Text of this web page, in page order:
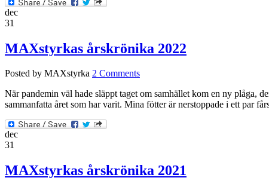
dec
31
MAXstyrkas årskrönika 2022
Posted by MAXstyrka 2 Comments
När pandemin väl hade släppt taget om samhället kom en ny plåga,
sammanfatta året som har varit. Mina fötter är nerstoppade i ett par
dec
31
MAXstyrkas årskrönika 2021